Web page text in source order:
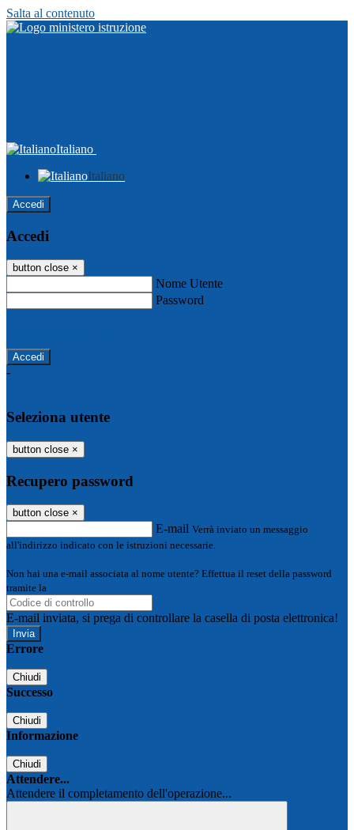
Salta al contenuto
Italiano
Italiano
Accedi
Accedi
button close ×
Nome Utente
Password
-
Seleziona utente
button close ×
Recupero password
button close ×
E-mail Verrà inviato un messaggio
all'indirizzo indicato con le istruzioni necessarie.
Non hai una e-mail associata al nome utente? Effettua il reset della password
tramite la
E-mail inviata, si prega di controllare la casella di posta elettronica!
Errore
Chiudi
Successo
Chiudi
Informazione
Chiudi
Attendere...
Attendere il completamento dell'operazione...